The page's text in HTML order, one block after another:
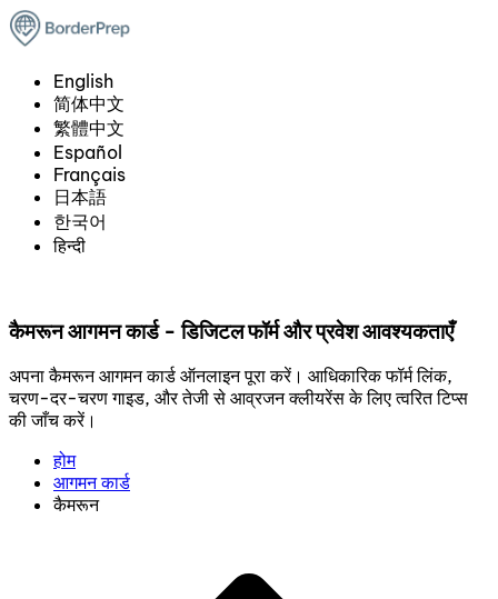
English
简体中文
繁體中文
Español
Français
日本語
한국어
हिन्दी
कैमरून आगमन कार्ड - डिजिटल फॉर्म और प्रवेश आवश्यकताएँ
अपना कैमरून आगमन कार्ड ऑनलाइन पूरा करें। आधिकारिक फॉर्म लिंक,
चरण-दर-चरण गाइड, और तेजी से आव्रजन क्लीयरेंस के लिए त्वरित टिप्स
की जाँच करें।
होम
आगमन कार्ड
कैमरून